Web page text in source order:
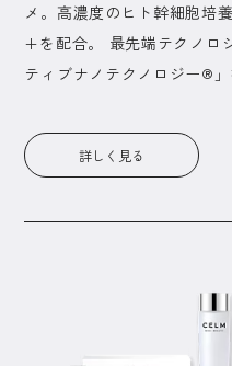
メ。高濃度のヒト幹細胞培
+を配合。 最先端テクノロ
ティブナノテクノロジー®」
詳しく見る